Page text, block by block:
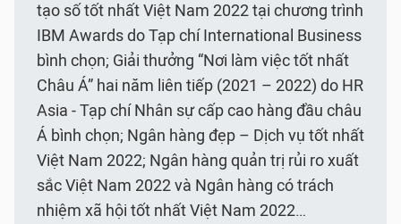
tạo số tốt nhất Việt Nam 2022 tại chương trình
IBM Awards do Tạp chí International Business
bình chọn; Giải thưởng “Nơi làm việc tốt nhất
Châu Á” hai năm liên tiếp (2021 – 2022) do HR
Asia - Tạp chí Nhân sự cấp cao hàng đầu châu
Á bình chọn; Ngân hàng đẹp – Dịch vụ tốt nhất
Việt Nam 2022; Ngân hàng quản trị rủi ro xuất
sắc Việt Nam 2022 và Ngân hàng có trách
nhiệm xã hội tốt nhất Việt Nam 2022…